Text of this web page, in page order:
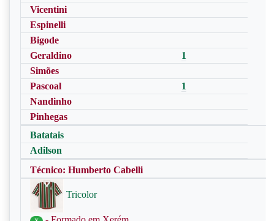
Vicentini
Espinelli
Bigode
Geraldino
1
Simões
Pascoal
1
Nandinho
Pinhegas
Batatais
Adilson
Técnico: Humberto Cabelli
Tricolor